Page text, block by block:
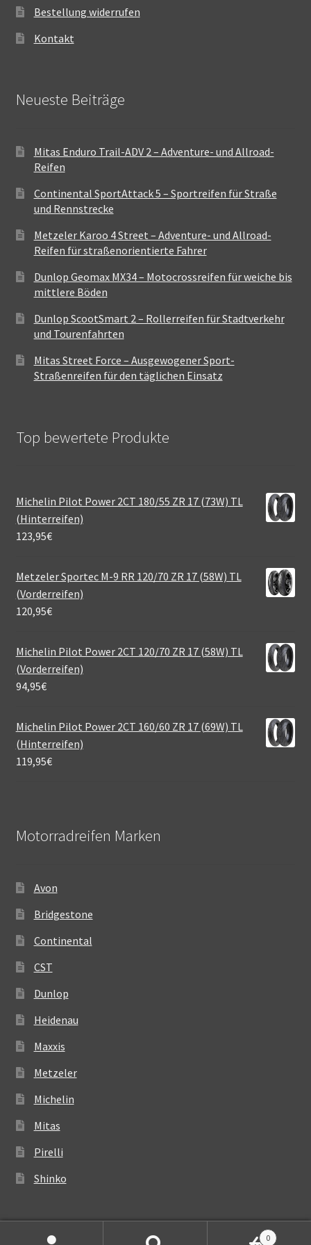
Bestellung widerrufen
Kontakt
Neueste Beiträge
Mitas Enduro Trail-ADV 2 – Adventure- und Allroad-
Reifen
Continental SportAttack 5 – Sportreifen für Straße
und Rennstrecke
Metzeler Karoo 4 Street – Adventure- und Allroad-
Reifen für straßenorientierte Fahrer
Dunlop Geomax MX34 – Motocrossreifen für weiche bis
mittlere Böden
Dunlop ScootSmart 2 – Rollerreifen für Stadtverkehr
und Tourenfahrten
Mitas Street Force – Ausgewogener Sport-
Straßenreifen für den täglichen Einsatz
Top bewertete Produkte
Michelin Pilot Power 2CT 180/55 ZR 17 (73W) TL
(Hinterreifen)
123,95€
Metzeler Sportec M-9 RR 120/70 ZR 17 (58W) TL
(Vorderreifen)
120,95€
Michelin Pilot Power 2CT 120/70 ZR 17 (58W) TL
(Vorderreifen)
94,95€
Michelin Pilot Power 2CT 160/60 ZR 17 (69W) TL
(Hinterreifen)
119,95€
Motorradreifen Marken
Avon
Bridgestone
Continental
CST
Dunlop
Heidenau
Maxxis
Metzeler
Michelin
Mitas
Pirelli
Shinko
0